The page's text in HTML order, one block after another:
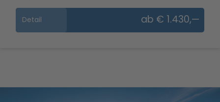
Detail ab € 1.430,—